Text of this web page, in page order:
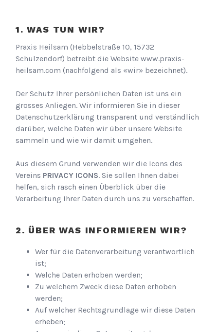
WAS TUN WIR?
Praxis Heilsam (Hebbelstraße 10, 15732
Schulzendorf) betreibt die Website www.praxis-
heilsam.com (nachfolgend als «wir» bezeichnet).
Der Schutz Ihrer persönlichen Daten ist uns ein
grosses Anliegen. Wir informieren Sie in dieser
Datenschutzerklärung transparent und verständlich
darüber, welche Daten wir über unsere Website
sammeln und wie wir damit umgehen.
Aus diesem Grund verwenden wir die Icons des
Vereins PRIVACY ICONS. Sie sollen Ihnen dabei
helfen, sich rasch einen Überblick über die
Verarbeitung Ihrer Daten durch uns zu verschaffen.
ÜBER WAS INFORMIEREN WIR?
Wer für die Datenverarbeitung verantwortlich
ist;
Welche Daten erhoben werden;
Zu welchem Zweck diese Daten erhoben
werden;
Auf welcher Rechtsgrundlage wir diese Daten
erheben;